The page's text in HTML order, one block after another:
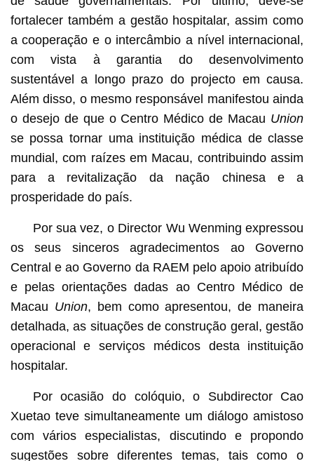
fortalecer também a gestão hospitalar, assim como
a cooperação e o intercâmbio a nível internacional,
com vista à garantia do desenvolvimento
sustentável a longo prazo do projecto em causa.
Além disso, o mesmo responsável manifestou ainda
o desejo de que o Centro Médico de Macau Union
se possa tornar uma instituição médica de classe
mundial, com raízes em Macau, contribuindo assim
para a revitalização da nação chinesa e a
prosperidade do país.
Por sua vez, o Director Wu Wenming expressou
os seus sinceros agradecimentos ao Governo
Central e ao Governo da RAEM pelo apoio atribuído
e pelas orientações dadas ao Centro Médico de
Macau Union, bem como apresentou, de maneira
detalhada, as situações de construção geral, gestão
operacional e serviços médicos desta instituição
hospitalar.
Por ocasião do colóquio, o Subdirector Cao
Xuetao teve simultaneamente um diálogo amistoso
com vários especialistas, discutindo e propondo
sugestões sobre diferentes temas, tais como o